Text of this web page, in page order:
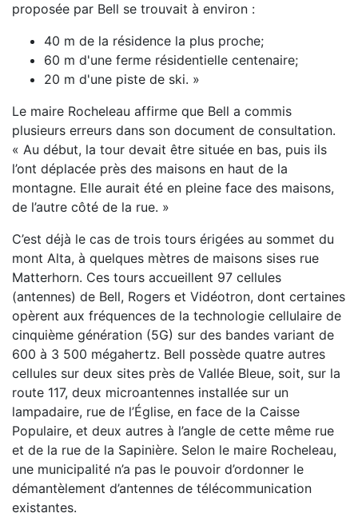
proposée par Bell se trouvait à environ :
40 m de la résidence la plus proche;
60 m d'une ferme résidentielle centenaire;
20 m d'une piste de ski. »
Le maire Rocheleau affirme que Bell a commis
plusieurs erreurs dans son document de consultation.
« Au début, la tour devait être située en bas, puis ils
l’ont déplacée près des maisons en haut de la
montagne. Elle aurait été en pleine face des maisons,
de l’autre côté de la rue. »
C’est déjà le cas de trois tours érigées au sommet du
mont Alta, à quelques mètres de maisons sises rue
Matterhorn. Ces tours accueillent 97 cellules
(antennes) de Bell, Rogers et Vidéotron, dont certaines
opèrent aux fréquences de la technologie cellulaire de
cinquième génération (5G) sur des bandes variant de
600 à 3 500 mégahertz. Bell possède quatre autres
cellules sur deux sites près de Vallée Bleue, soit, sur la
route 117, deux microantennes installée sur un
lampadaire, rue de l’Église, en face de la Caisse
Populaire, et deux autres à l’angle de cette même rue
et de la rue de la Sapinière. Selon le maire Rocheleau,
une municipalité n’a pas le pouvoir d’ordonner le
démantèlement d’antennes de télécommunication
existantes.